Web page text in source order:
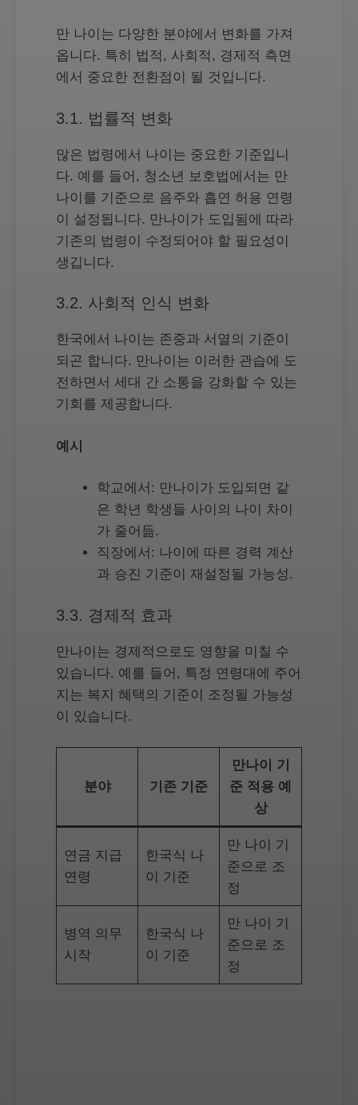
만 나이는 다양한 분야에서 변화를 가져
옵니다. 특히 법적, 사회적, 경제적 측면
에서 중요한 전환점이 될 것입니다.
3.1. 법률적 변화
많은 법령에서 나이는 중요한 기준입니
다. 예를 들어, 청소년 보호법에서는 만
나이를 기준으로 음주와 흡연 허용 연령
이 설정됩니다. 만나이가 도입됨에 따라
기존의 법령이 수정되어야 할 필요성이
생깁니다.
3.2. 사회적 인식 변화
한국에서 나이는 존중과 서열의 기준이
되곤 합니다. 만나이는 이러한 관습에 도
전하면서 세대 간 소통을 강화할 수 있는
기회를 제공합니다.
예시
학교에서: 만나이가 도입되면 같
은 학년 학생들 사이의 나이 차이
가 줄어듦.
직장에서: 나이에 따른 경력 계산
과 승진 기준이 재설정될 가능성.
3.3. 경제적 효과
만나이는 경제적으로도 영향을 미칠 수
있습니다. 예를 들어, 특정 연령대에 주어
지는 복지 혜택의 기준이 조정될 가능성
이 있습니다.
분야 기존 기준
만나이 기
준 적용 예
상
연금 지급
연령
한국식 나
이 기준
만 나이 기
준으로 조
정
병역 의무
시작
한국식 나
이 기준
만 나이 기
준으로 조
정